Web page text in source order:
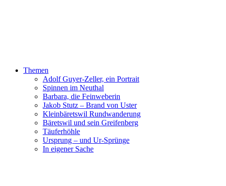
Themen
Adolf Guyer-Zeller, ein Portrait
Spinnen im Neuthal
Barbara, die Feinweberin
Jakob Stutz – Brand von Uster
Kleinbäretswil Rundwanderung
Bäretswil und sein Greifenberg
Täuferhöhle
Ursprung – und Ur-Sprünge
In eigener Sache